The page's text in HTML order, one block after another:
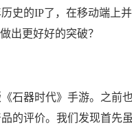
的IP了，在移动端上并
出更好好的突破？
器时代》手游。之前
的评价。我们发现首先